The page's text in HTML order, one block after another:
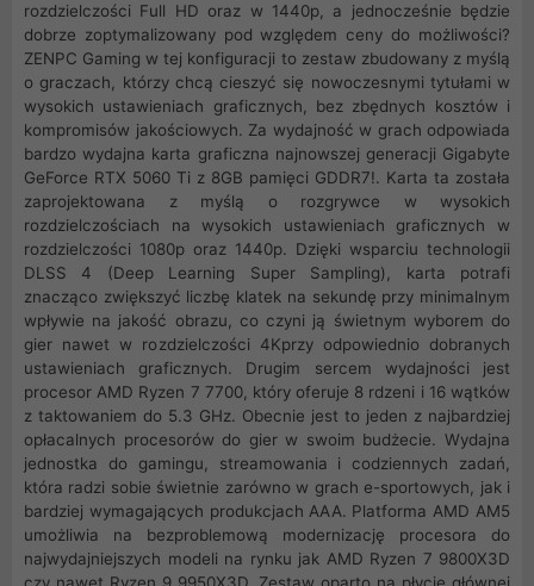
rozdzielczości Full HD oraz w 1440p, a jednocześnie będzie
dobrze zoptymalizowany pod względem ceny do możliwości?
ZENPC Gaming w tej konfiguracji to zestaw zbudowany z myślą
o graczach, którzy chcą cieszyć się nowoczesnymi tytułami w
wysokich ustawieniach graficznych, bez zbędnych kosztów i
kompromisów jakościowych. Za wydajność w grach odpowiada
bardzo wydajna karta graficzna najnowszej generacji Gigabyte
GeForce RTX 5060 Ti z 8GB pamięci GDDR7!. Karta ta została
zaprojektowana z myślą o rozgrywce w wysokich
rozdzielczościach na wysokich ustawieniach graficznych w
rozdzielczości 1080p oraz 1440p. Dzięki wsparciu technologii
DLSS 4 (Deep Learning Super Sampling), karta potrafi
znacząco zwiększyć liczbę klatek na sekundę przy minimalnym
wpływie na jakość obrazu, co czyni ją świetnym wyborem do
gier nawet w rozdzielczości 4Kprzy odpowiednio dobranych
ustawieniach graficznych. Drugim sercem wydajności jest
procesor AMD Ryzen 7 7700, który oferuje 8 rdzeni i 16 wątków
z taktowaniem do 5.3 GHz. Obecnie jest to jeden z najbardziej
opłacalnych procesorów do gier w swoim budżecie. Wydajna
jednostka do gamingu, streamowania i codziennych zadań,
która radzi sobie świetnie zarówno w grach e-sportowych, jak i
bardziej wymagających produkcjach AAA. Platforma AMD AM5
umożliwia na bezproblemową modernizację procesora do
najwydajniejszych modeli na rynku jak AMD Ryzen 7 9800X3D